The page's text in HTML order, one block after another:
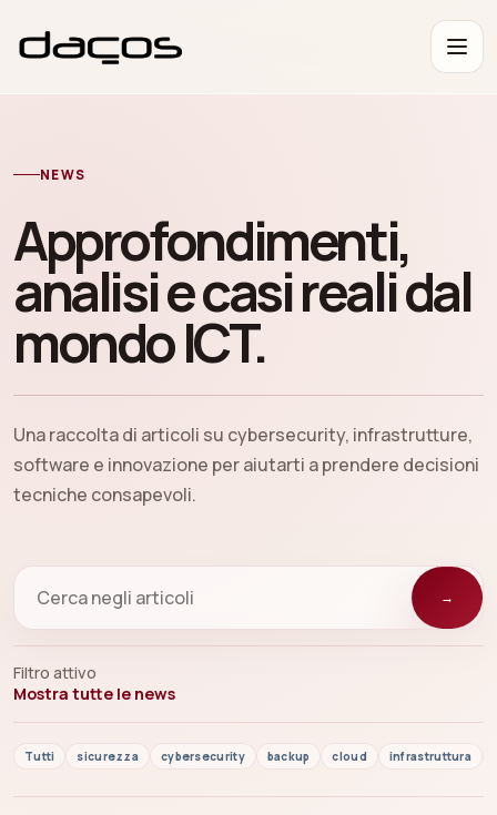
NEWS
Approfondimenti,
analisi e casi reali dal
mondo ICT.
Una raccolta di articoli su cybersecurity, infrastrutture,
software e innovazione per aiutarti a prendere decisioni
tecniche consapevoli.
→
Filtro attivo
Mostra tutte le news
Tutti sicurezza cybersecurity backup cloud infrastruttura